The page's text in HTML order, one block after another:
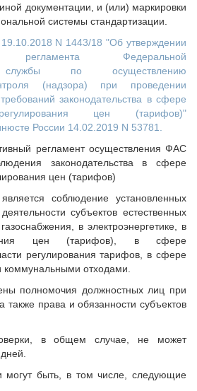
документации, и (или) маркировки
системы стандартизации.
N 1443/18 "Об утверждении
регламента Федеральной
службы по осуществлению
(надзора) при проведении
законодательства в сфере
регулирования цен (тарифов)"
России 14.02.2019 N 53781.
регламент осуществления ФАС
законодательства в сфере
цен (тарифов)
соблюдение установленных
субъектов естественных
в электроэнергетике, в
цен (тарифов), в сфере
регулирования тарифов, в сфере
отходами.
полномочия должностных лиц при
также права и обязанности субъектов
в общем случае, не может
могут быть, в том числе, следующие